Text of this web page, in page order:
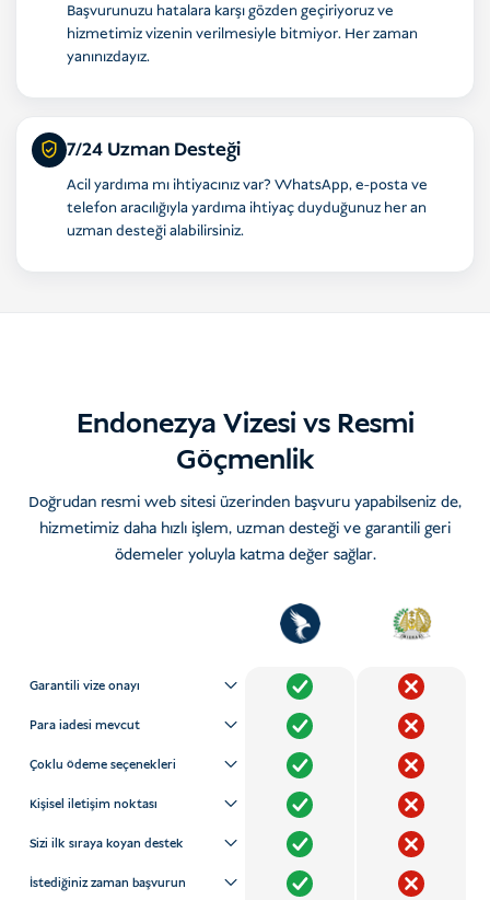
Başvurunuzu hatalara karşı gözden geçiriyoruz ve
hizmetimiz vizenin verilmesiyle bitmiyor. Her zaman
yanınızdayız.
7/24 Uzman Desteği
Acil yardıma mı ihtiyacınız var? WhatsApp, e-posta ve
telefon aracılığıyla yardıma ihtiyaç duyduğunuz her an
uzman desteği alabilirsiniz.
Endonezya Vizesi vs Resmi
Göçmenlik
Doğrudan resmi web sitesi üzerinden başvuru yapabilseniz de,
hizmetimiz daha hızlı işlem, uzman desteği ve garantili geri
ödemeler yoluyla katma değer sağlar.
Garantili vize onayı
Para iadesi mevcut
Çoklu ödeme seçenekleri
Kişisel iletişim noktası
Sizi ilk sıraya koyan destek
İstediğiniz zaman başvurun